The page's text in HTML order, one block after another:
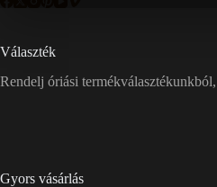
Választék
Rendelj óriási
Gyors vásárlás